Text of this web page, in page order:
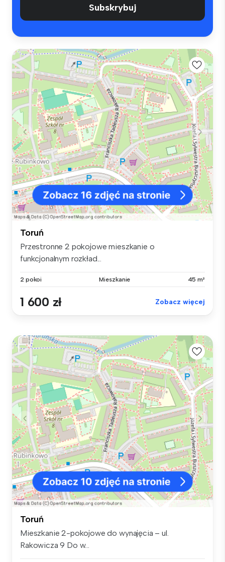
Subskrybuj
Toruń
Przestronne 2 pokojowe mieszkanie o
funkcjonalnym rozkład...
2 pokoi Mieszkanie 45 m²
1 600 zł Zobacz więcej
Toruń
Mieszkanie 2-pokojowe do wynajęcia – ul.
Rakowicza 9 Do w...